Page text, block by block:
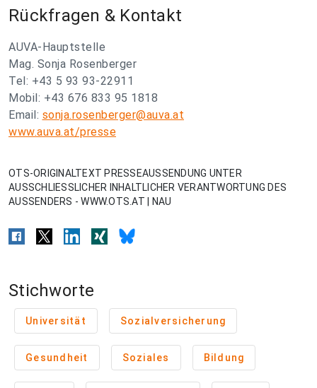
Rückfragen & Kontakt
AUVA-Hauptstelle
Mag. Sonja Rosenberger
Tel: +43 5 93 93-22911
Mobil: +43 676 833 95 1818
Email: sonja.rosenberger@auva.at
www.auva.at/presse
OTS-ORIGINALTEXT PRESSEAUSSENDUNG UNTER
AUSSCHLIESSLICHER INHALTLICHER VERANTWORTUNG DES
AUSSENDERS - WWW.OTS.AT | NAU
Stichworte
Universität Sozialversicherung
Gesundheit Soziales Bildung